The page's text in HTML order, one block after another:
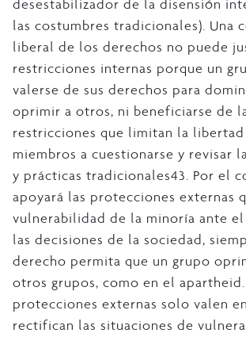
desestabilizador de la disensión
las costumbres tradicionales). Una
liberal de los derechos no puede
restricciones internas porque un
valerse de sus derechos para
oprimir a otros, ni beneficiarse de
restricciones que limitan la libertad
miembros a cuestionarse y revisar
y prácticas tradicionales43. Por el
apoyará las protecciones externas
vulnerabilidad de la minoría ante
las decisiones de la sociedad,
derecho permita que un grupo
otros grupos, como en el apartheid.
protecciones externas solo valen
rectifican las situaciones de